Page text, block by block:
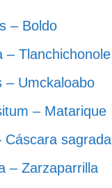
– Boldo
– Tlanchichonole
– Umckaloabo
– Matarique
Cáscara sagrada
– Zarzaparrilla